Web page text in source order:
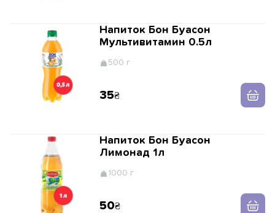
Напиток Бон Буасон
Мультивитамин 0.5л
500 г
35
Напиток Бон Буасон
Лимонад 1л
1000 г
50